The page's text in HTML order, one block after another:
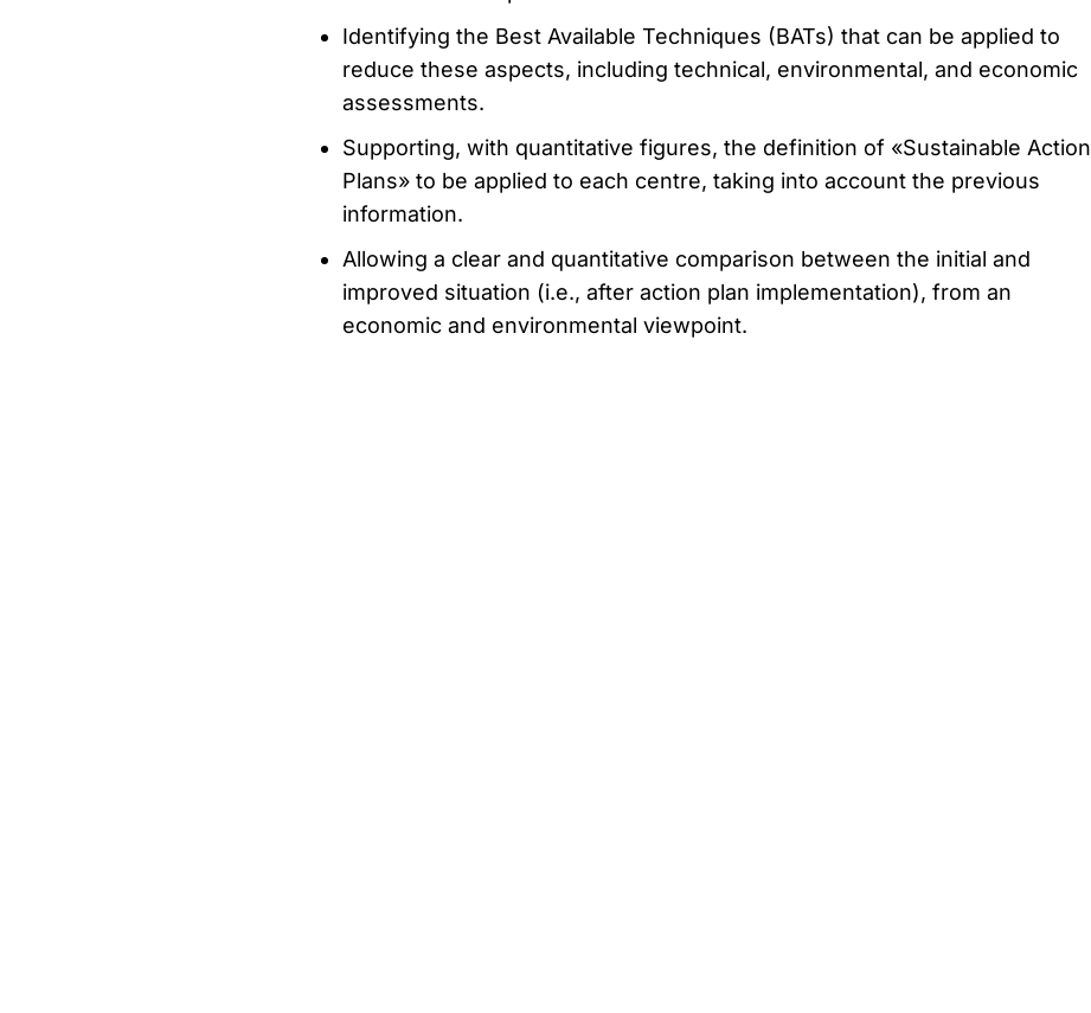
Identifying the Best Available Techniques (BATs) that can be applied to
reduce these aspects, including technical, environmental, and economic
assessments.
Supporting, with quantitative figures, the definition of «Sustainable Action
Plans» to be applied to each centre, taking into account the previous
information.
Allowing a clear and quantitative comparison between the initial and
improved situation (i.e., after action plan implementation), from an
economic and environmental viewpoint.